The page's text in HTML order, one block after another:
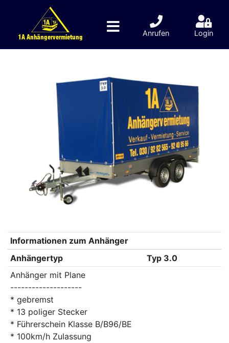
1A Anhängervermietung Anrufen Login
Informationen zum Anhänger
Anhängertyp
Typ 3.0
Anhänger mit Plane
--------------------
* gebremst
* 13 poliger Stecker
* Führerschein Klasse B/B96/BE
* 100km/h Zulassung